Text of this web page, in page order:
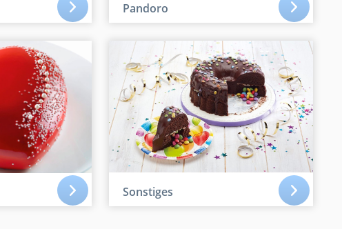
Pandoro
Sonstiges